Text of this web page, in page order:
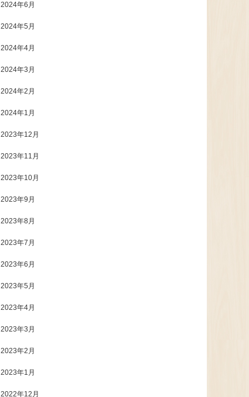
2024年6月
2024年5月
2024年4月
2024年3月
2024年2月
2024年1月
2023年12月
2023年11月
2023年10月
2023年9月
2023年8月
2023年7月
2023年6月
2023年5月
2023年4月
2023年3月
2023年2月
2023年1月
2022年12月